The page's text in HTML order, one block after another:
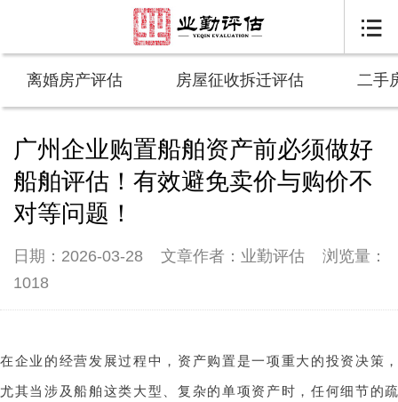

离婚房产评估 房屋征收拆迁评估 二手
广州企业购置船舶资产前必须做好
船舶评估！有效避免卖价与购价不
对等问题！
日期：2026-03-28 文章作者：业勤评估
浏览量：
1018
在企业的经营发展过程中，资产购置是一项重大的投资决策
尤其当涉及船舶这类大型、复杂的单项资产时，任何细节的